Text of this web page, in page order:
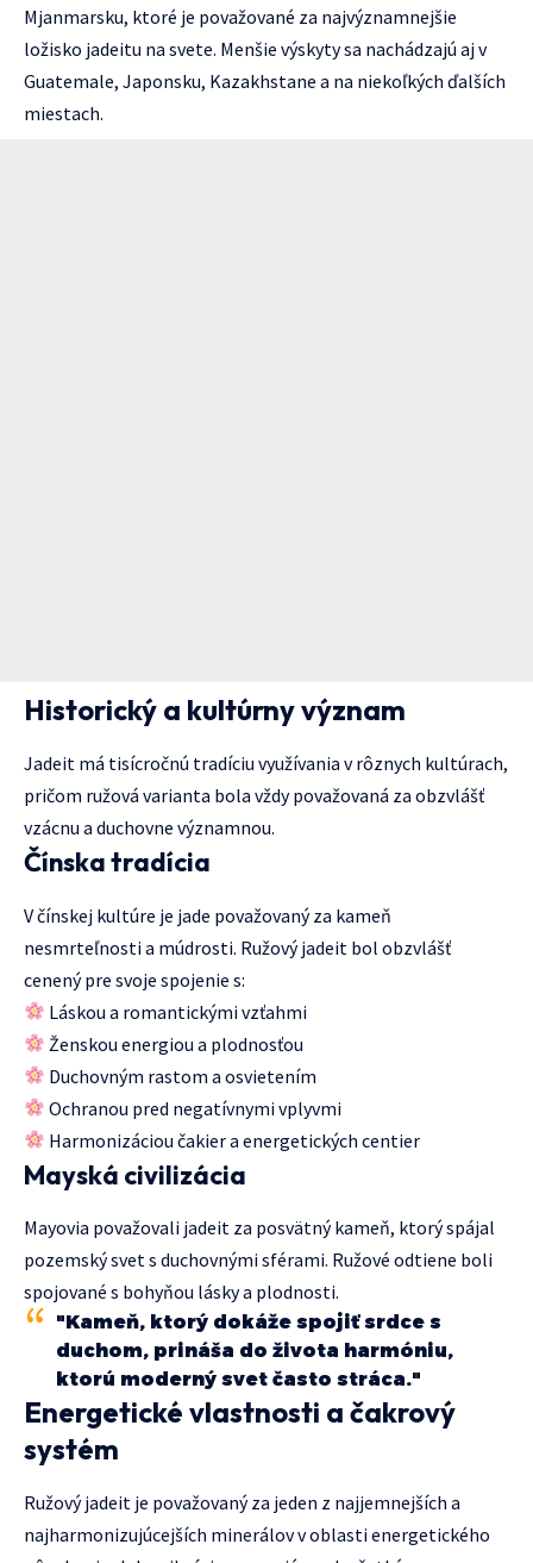
Mjanmarsku, ktoré je považované za najvýznamnejšie
ložisko jadeitu na svete. Menšie výskyty sa nachádzajú aj v
Guatemale, Japonsku, Kazakhstane a na niekoľkých ďalších
miestach.
Historický a kultúrny význam
Jadeit má tisícročnú tradíciu využívania v rôznych kultúrach,
pričom ružová varianta bola vždy považovaná za obzvlášť
vzácnu a duchovne významnou.
Čínska tradícia
V čínskej kultúre je jade považovaný za kameň
nesmrteľnosti a múdrosti. Ružový jadeit bol obzvlášť
cenený pre svoje spojenie s:
Láskou a romantickými vzťahmi
Ženskou energiou a plodnosťou
Duchovným rastom a osvietením
Ochranou pred negatívnymi vplyvmi
Harmonizáciou čakier a energetických centier
Mayská civilizácia
Mayovia považovali jadeit za posvätný kameň, ktorý spájal
pozemský svet s duchovnými sférami. Ružové odtiene boli
spojované s bohyňou lásky a plodnosti.
"Kameň, ktorý dokáže spojiť srdce s
duchom, prináša do života harmóniu,
ktorú moderný svet často stráca."
Energetické vlastnosti a čakrový
systém
Ružový jadeit je považovaný za jeden z najjemnejších a
najharmonizujúcejších minerálov v oblasti energetického